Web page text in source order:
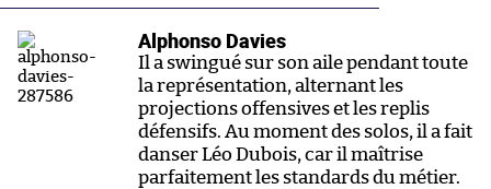
Alphonso Davies
Il a swingué sur son aile pendant toute
la représentation, alternant les
projections offensives et les replis
défensifs. Au moment des solos, il a fait
danser Léo Dubois, car il maîtrise
parfaitement les standards du métier.